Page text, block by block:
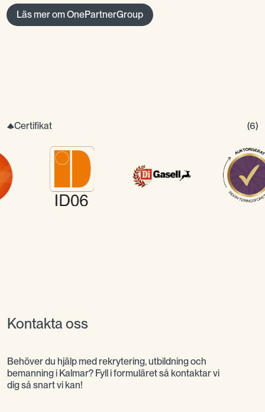
Läs mer om OnePartnerGroup
Certifikat (6)
Kontakta oss
Behöver du hjälp med rekrytering, utbildning och
bemanning i Kalmar? Fyll i formuläret så kontaktar vi
dig så snart vi kan!